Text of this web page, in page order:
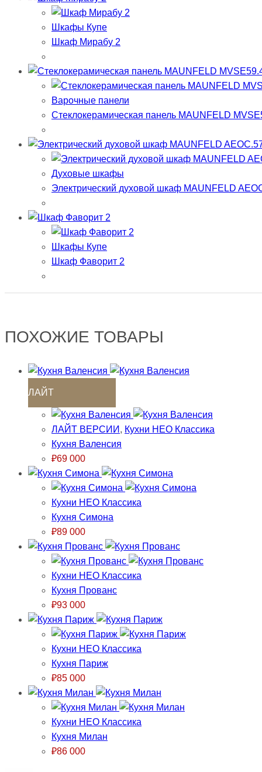
Шкафы Купе
Шкаф Мирабу 2
Варочные панели
Стеклокерамическая панель MAUNFELD
Духовые шкафы
Электрический духовой шкаф MAUNFELD
Шкафы Купе
Шкаф Фаворит 2
ПОХОЖИЕ ТОВАРЫ
ЛАЙТ
ЛАЙТ ВЕРСИИ , Кухни НЕО Классика
Кухня Валенсия
₽69 000
Кухни НЕО Классика
Кухня Симона
₽89 000
Кухни НЕО Классика
Кухня Прованс
₽93 000
Кухни НЕО Классика
Кухня Париж
₽85 000
Кухни НЕО Классика
Кухня Милан
₽86 000